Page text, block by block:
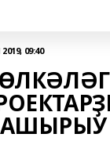
09:40